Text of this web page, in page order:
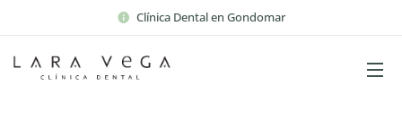
Clínica Dental en Gondomar